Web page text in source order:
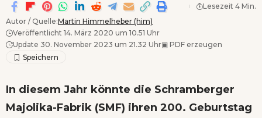
Autor / Quelle:Martin Himmelheber (him)
Veröffentlicht 14. März 2020 um 10.51 Uhr
Update 30. November 2023 um 21.32 Uhr▣ PDF erzeugen
Lesezeit 4 Min.
In diesem Jahr könnte die Schramberger
Majolika-Fabrik (SMF) ihren 200. Geburtstag